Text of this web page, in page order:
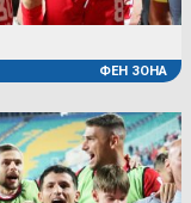
ФЕН ЗОНА